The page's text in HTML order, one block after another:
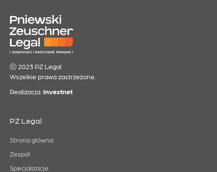
ⓒ 2023 PZ Legal
Wszelkie prawa zastrzeżone.
Realizacja: Investnet
PZ Legal
Strona główna
Zespół
Specjalizacje